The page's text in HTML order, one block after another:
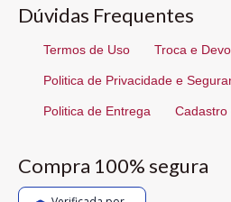
Dúvidas Frequentes
Termos de Uso Troca e
Politica de Privacidade e
Politica de Entrega Cadastro
Compra 100% segura